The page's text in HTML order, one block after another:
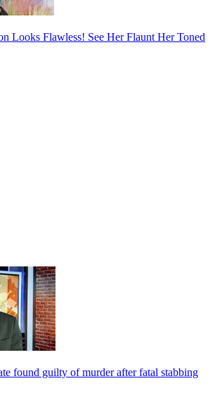
Looks Flawless! See Her Flaunt Her Toned
found guilty of murder after fatal stabbing